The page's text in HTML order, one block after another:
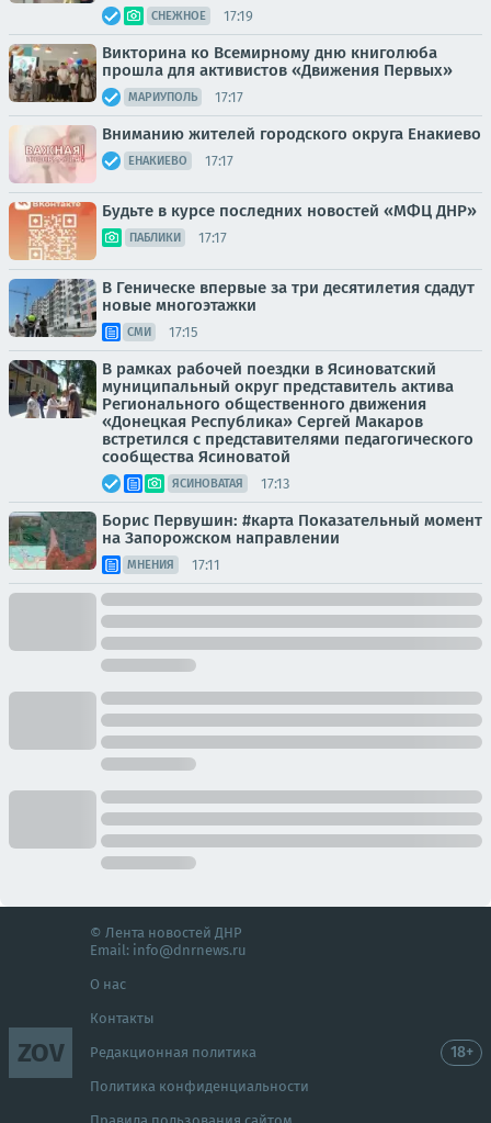
СНЕЖНОЕ 17:19
Викторина ко Всемирному дню книголюба
прошла для активистов «Движения Первых»
МАРИУПОЛЬ 17:17
Вниманию жителей городского округа Енакиево
ЕНАКИЕВО 17:17
Будьте в курсе последних новостей «МФЦ ДНР»
ПАБЛИКИ 17:17
В Геническе впервые за три десятилетия сдадут
новые многоэтажки
СМИ 17:15
В рамках рабочей поездки в Ясиноватский
муниципальный округ представитель актива
Регионального общественного движения
«Донецкая Республика» Сергей Макаров
встретился с представителями педагогического
сообщества Ясиноватой
ЯСИНОВАТАЯ 17:13
Борис Первушин: #карта Показательный момент
на Запорожском направлении
МНЕНИЯ 17:11
ZOV
© Лента новостей ДНР
Email: info@dnrnews.ru
О нас
Контакты
Редакционная политика
Политика конфиденциальности
18+